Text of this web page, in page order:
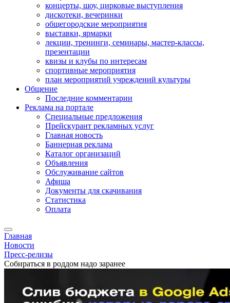
концерты, шоу, цирковые выступления
дискотеки, вечеринки
общегородские мероприятия
выставки, ярмарки
лекции, тренинги, семинары, мастер-классы,
презентации
квизы и клубы по интересам
спортивные мероприятия
план мероприятий учреждений культуры
Общение
Последние комментарии
Реклама на портале
Специальные предложения
Прейскурант рекламных услуг
Главная новость
Баннерная реклама
Каталог организаций
Объявления
Обслуживание сайтов
Афиша
Документы для скачивания
Статистика
Оплата
Главная
Новости
Пресс-релизы
Собираться в роддом надо заранее